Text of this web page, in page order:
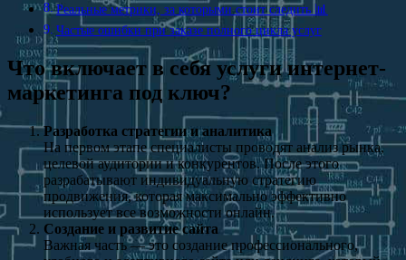
Реальные метрики, за которыми стоит следить 📊
Частые ошибки при заказе полного цикла услуг
Что включает в себя услуги интернет-
маркетинга под ключ?
Разработка стратегии и аналитика
На первом этапе специалисты проводят анализ рынка,
целевой аудитории и конкурентов. После этого
разрабатывают индивидуальную стратегию
продвижения, которая максимально эффективно
использует все возможности онлайн.
Создание и развитие сайта
Важная часть — это создание профессионального,